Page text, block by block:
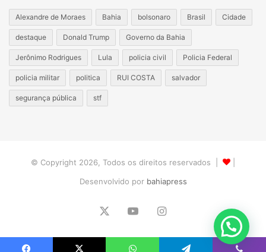
Alexandre de Moraes Bahia bolsonaro Brasil Cidade
destaque Donald Trump Governo da Bahia
Jerônimo Rodrigues Lula policia civil Policia Federal
policia militar politica RUI COSTA salvador
segurança pública stf
© Copyright 2026, Todos os direitos reservados |
Desenvolvido por bahiapress
YouTubeInstagram